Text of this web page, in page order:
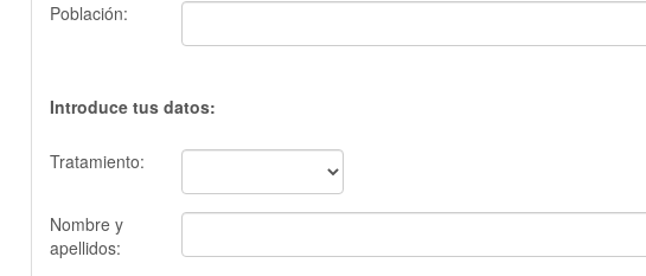
Población:
Introduce tus datos:
Tratamiento:
Nombre y
apellidos: